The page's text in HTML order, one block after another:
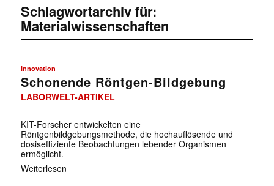
Schlagwortarchiv für:
Materialwissenschaften
Innovation
Schonende Röntgen-Bildgebung
LABORWELT-ARTIKEL
KIT-Forscher entwickelten eine
Röntgenbildgebungsmethode, die hochauflösende und
dosiseffiziente Beobachtungen lebender Organismen
ermöglicht.
Weiterlesen